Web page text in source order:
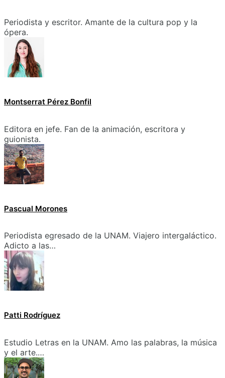
Periodista y escritor. Amante de la cultura pop y la
ópera.
Montserrat Pérez Bonfil
Editora en jefe. Fan de la animación, escritora y
guionista.
Pascual Morones
Periodista egresado de la UNAM. Viajero intergaláctico.
Adicto a las…
Patti Rodríguez
Estudio Letras en la UNAM. Amo las palabras, la música
y el arte.…